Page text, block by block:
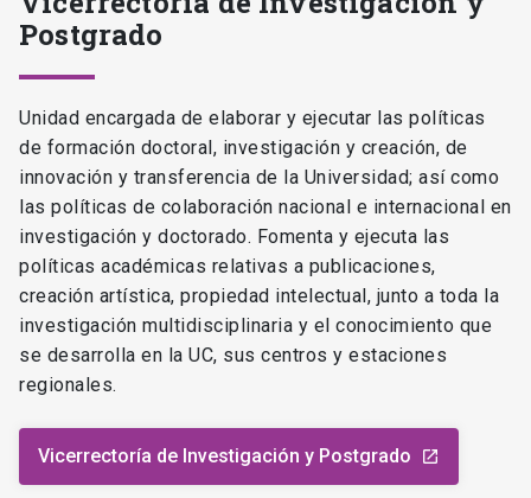
Postgrado
Unidad encargada de elaborar y ejecutar las políticas
de formación doctoral, investigación y creación, de
innovación y transferencia de la Universidad; así como
las políticas de colaboración nacional e internacional en
investigación y doctorado. Fomenta y ejecuta las
políticas académicas relativas a publicaciones,
creación artística, propiedad intelectual, junto a toda la
investigación multidisciplinaria y el conocimiento que
se desarrolla en la UC, sus centros y estaciones
regionales.
Vicerrectoría de Investigación y Postgrado launch